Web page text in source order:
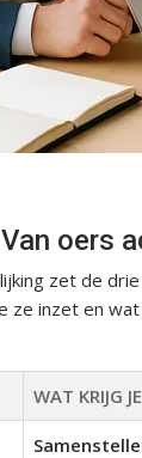
oers
zet de
ze inzet en
WAT KRIJG JE